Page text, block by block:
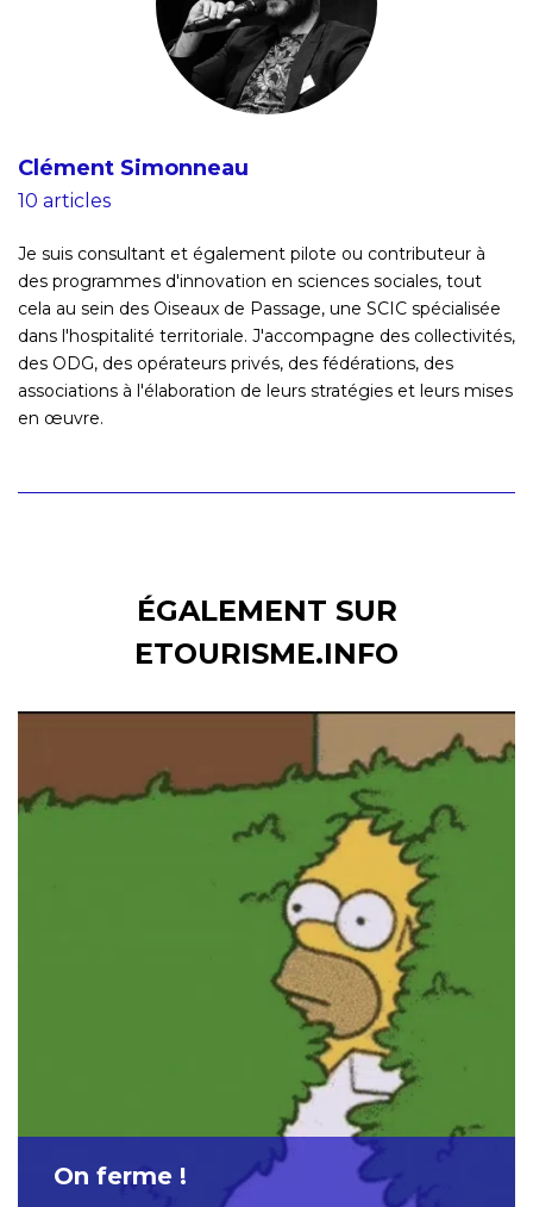
Clément Simonneau
10 articles
Je suis consultant et également pilote ou contributeur à
des programmes d'innovation en sciences sociales, tout
cela au sein des Oiseaux de Passage, une SCIC spécialisée
dans l'hospitalité territoriale. J'accompagne des collectivités,
des ODG, des opérateurs privés, des fédérations, des
associations à l'élaboration de leurs stratégies et leurs mises
en œuvre.
ÉGALEMENT SUR
ETOURISME.INFO
On ferme !